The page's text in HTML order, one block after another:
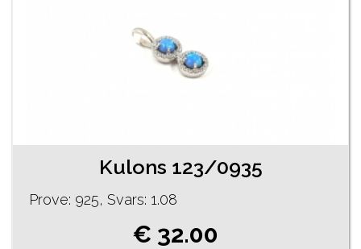
Kulons 123/0935
Prove: 925, Svars: 1.08
€ 32.00